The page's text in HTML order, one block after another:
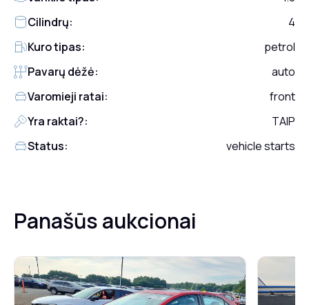
Cilindrų:
4
Kuro tipas:
petrol
Pavarų dėžė:
auto
Varomieji ratai:
front
Yra raktai?:
TAIP
Status:
vehicle starts
Panašūs aukcionai